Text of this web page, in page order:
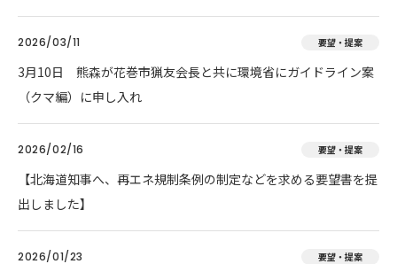
2026/03/11 要望・提案
3月10日 熊森が花巻市猟友会長と共に環境省にガイドライン案
（クマ編）に申し入れ
2026/02/16 要望・提案
【北海道知事へ、再エネ規制条例の制定などを求める要望書を提
出しました】
2026/01/23 要望・提案